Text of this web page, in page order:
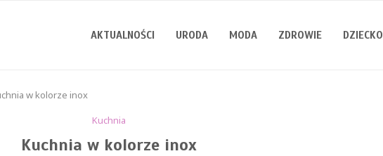
AKTUALNOŚCI URODA MODA ZDROWIE DZIECKO
w kolorze inox
Kuchnia
Kuchnia w kolorze inox